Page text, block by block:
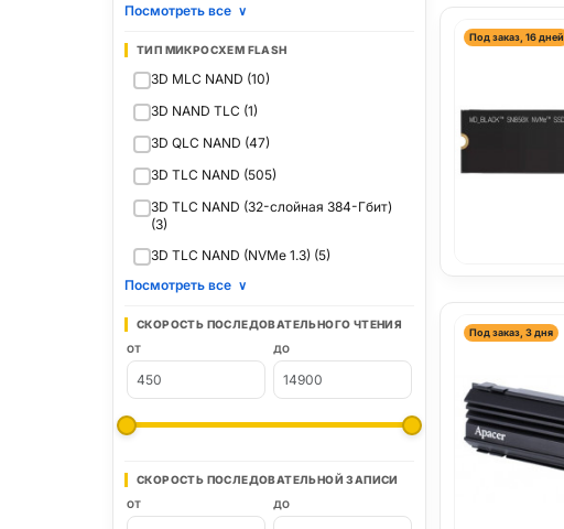
Посмотреть все ∨
ТИП МИКРОСХЕМ FLASH
3D MLC NAND (10)
3D NAND TLC (1)
3D QLC NAND (47)
3D TLC NAND (505)
3D TLC NAND (32-слойная 384-Гбит)
(3)
3D TLC NAND (NVMe 1.3) (5)
Посмотреть все ∨
СКОРОСТЬ ПОСЛЕДОВАТЕЛЬНОГО ЧТЕНИЯ
ОТ ДО
СКОРОСТЬ ПОСЛЕДОВАТЕЛЬНОЙ ЗАПИСИ
ОТ ДО
Под заказ, 16 дней
Под заказ, 3 дня